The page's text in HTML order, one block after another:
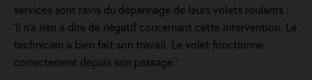
services sont ravis du dépannage de leurs volets roulants :
'Il n’a rien à dire de négatif concernant cette intervention. Le
technicien a bien fait son travail. Le volet fonctionne
correctement depuis son passage.'